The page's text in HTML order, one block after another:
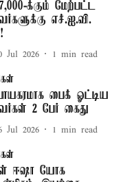
க்கும் மேற்பட்ட
எச்.ஐ.வி.
Jul 2026 1 min read
பைக் ஓட்டிய
2 பேர் கைது
Jul 2026 1 min read
ஈஷா யோக